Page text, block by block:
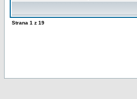
Strana 1 z 19